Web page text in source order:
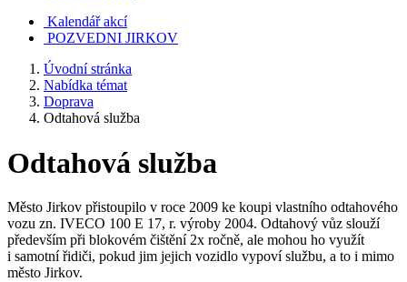
Kalendář akcí
POZVEDNI JIRKOV
Úvodní stránka
Nabídka témat
Doprava
Odtahová služba
Odtahová služba
Město Jirkov přistoupilo v roce 2009 ke koupi vlastního odtahového
vozu zn. IVECO 100 E 17, r. výroby 2004. Odtahový vůz slouží
především při blokovém čištění 2x ročně, ale mohou ho využít
i samotní řidiči, pokud jim jejich vozidlo vypoví službu, a to i mimo
město Jirkov.